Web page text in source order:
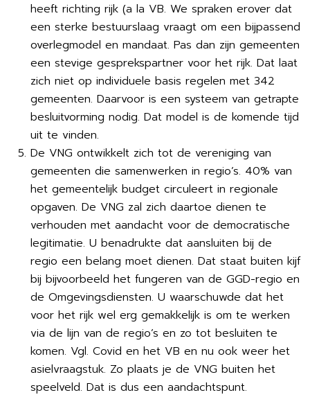
heeft richting rijk (a la VB. We spraken erover dat
een sterke bestuurslaag vraagt om een bijpassend
overlegmodel en mandaat. Pas dan zijn gemeenten
een stevige gesprekspartner voor het rijk. Dat laat
zich niet op individuele basis regelen met 342
gemeenten. Daarvoor is een systeem van getrapte
besluitvorming nodig. Dat model is de komende tijd
uit te vinden.
De VNG ontwikkelt zich tot de vereniging van
gemeenten die samenwerken in regio’s. 40% van
het gemeentelijk budget circuleert in regionale
opgaven. De VNG zal zich daartoe dienen te
verhouden met aandacht voor de democratische
legitimatie. U benadrukte dat aansluiten bij de
regio een belang moet dienen. Dat staat buiten kijf
bij bijvoorbeeld het fungeren van de GGD-regio en
de Omgevingsdiensten. U waarschuwde dat het
voor het rijk wel erg gemakkelijk is om te werken
via de lijn van de regio’s en zo tot besluiten te
komen. Vgl. Covid en het VB en nu ook weer het
asielvraagstuk. Zo plaats je de VNG buiten het
speelveld. Dat is dus een aandachtspunt.